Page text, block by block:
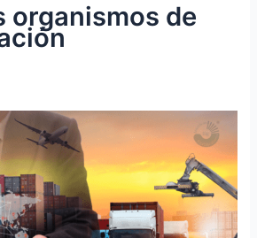
organismos de